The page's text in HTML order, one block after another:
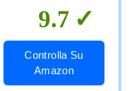
9.7
Controlla Su
Amazon